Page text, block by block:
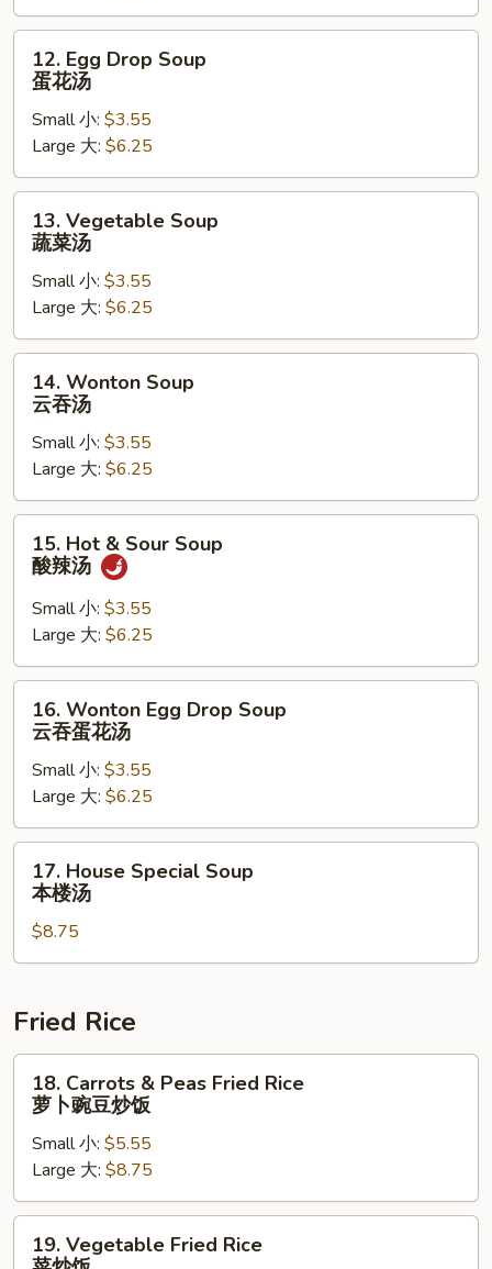
面
汤
Egg
Drop
Soup
花
汤
12. Egg Drop Soup
蛋花汤
Small 小: $3.55
Large 大: $6.25
Vegetable
Soup
汤
13. Vegetable Soup
蔬菜汤
Small 小: $3.55
Large 大: $6.25
Wonton
Soup
汤
14. Wonton Soup
云吞汤
Small 小: $3.55
Large 大: $6.25
Hot
Sour
Soup
酸
辣
15. Hot & Sour Soup
酸辣汤
Small 小: $3.55
Large 大: $6.25
Wonton
Egg
Drop
Soup
云
吞
16. Wonton Egg Drop Soup
云吞蛋花汤
Small 小: $3.55
Large 大: $6.25
House
Special
Soup
本
汤
17. House Special Soup
本楼汤
$8.75
Fried Rice
Carrots
Peas
Fried
Rice
萝
18. Carrots & Peas Fried Rice
萝卜豌豆炒饭
Small 小: $5.55
Large 大: $8.75
Vegetable
19. Vegetable Fried Rice